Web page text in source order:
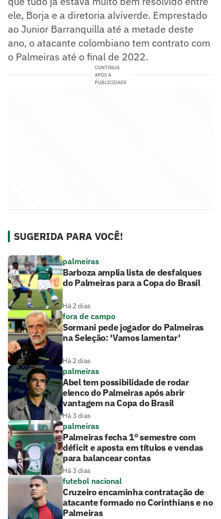
ele, Borja e a diretoria alviverde. Emprestado
ao Junior Barranquilla até a metade deste
ano, o atacante colombiano tem contrato com
o Palmeiras até o final de 2022.
CONTINUA
APÓS A
PUBLICIDADE
SUGERIDA PARA VOCÊ!
palmeiras
Barboza amplia lista de desfalques
do Palmeiras para a Copa do Brasil
Há 2 dias
fora de campo
Sormani pede jogador do Palmeiras
na Seleção: 'Vamos lamentar'
Há 2 dias
palmeiras
Abel tem possibilidade de rodar
elenco do Palmeiras após abrir
vantagem na Copa do Brasil
Há 3 dias
palmeiras
Palmeiras fecha 1° semestre com
déficit e aposta em títulos e vendas
para balancear contas
Há 3 dias
futebol nacional
Cruzeiro encaminha contratação de
atacante formado no Corinthians e no
Palmeiras